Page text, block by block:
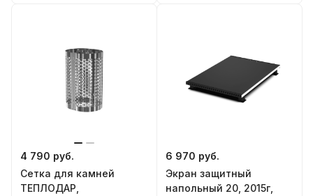
4 790 руб.
Сетка для камней
ТЕПЛОДАР,
6 970 руб.
Экран защитный
напольный 20, 2015г,